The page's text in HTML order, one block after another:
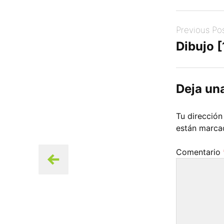
Previous
Dibujo
Deja
Tu
están
Comentario